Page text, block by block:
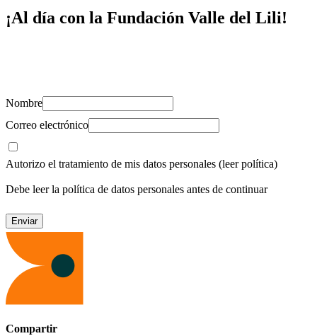
¡Al día con la Fundación Valle del Lili!
Nombre
Correo electrónico
Autorizo el tratamiento de mis datos personales (leer política)
Debe leer la política de datos personales antes de continuar
Compartir